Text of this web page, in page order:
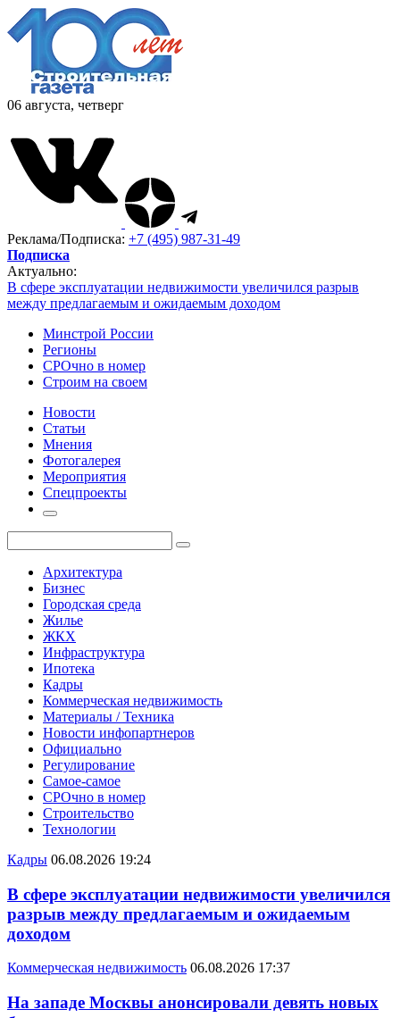
06 августа, четверг
Реклама/Подписка: +7 (495) 987-31-49
Подписка
Актуально:
В сфере эксплуатации недвижимости увеличился разрыв
между предлагаемым и ожидаемым доходом
Минстрой России
Регионы
СРОчно в номер
Строим на своем
Новости
Статьи
Мнения
Фотогалерея
Мероприятия
Спецпроекты
Архитектура
Бизнес
Городская среда
Жилье
ЖКХ
Инфраструктура
Ипотека
Кадры
Коммерческая недвижимость
Материалы / Техника
Новости инфопартнеров
Официально
Регулирование
Самое-самое
СРОчно в номер
Строительство
Технологии
Кадры 06.08.2026 19:24
В сфере эксплуатации недвижимости увеличился
разрыв между предлагаемым и ожидаемым
доходом
Коммерческая недвижимость 06.08.2026 17:37
На западе Москвы анонсировали девять новых